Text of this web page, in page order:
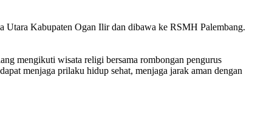
Utara Kabupaten Ogan Ilir dan dibawa ke RSMH Palembang.
mengikuti wisata religi bersama rombongan pengurus
menjaga prilaku hidup sehat, menjaga jarak aman dengan